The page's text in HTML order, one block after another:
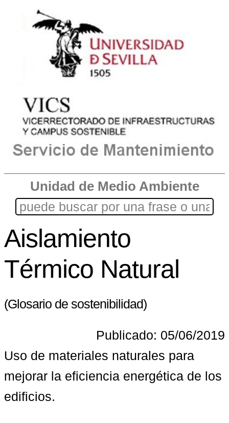
Unidad de Medio Ambiente
Aislamiento
Térmico Natural
(Glosario de sostenibilidad)
Publicado: 05/06/2019
Uso de materiales naturales para
mejorar la eficiencia energética de los
edificios.